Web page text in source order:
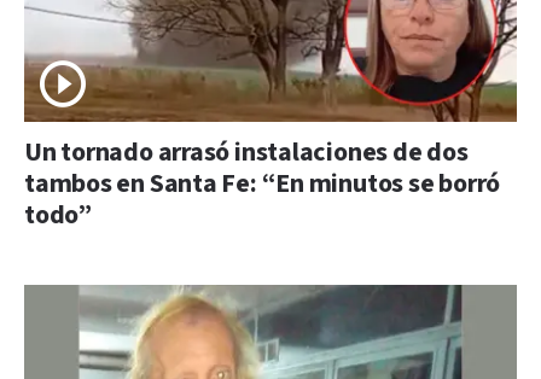
Un tornado arrasó instalaciones de dos
tambos en Santa Fe: “En minutos se borró
todo”